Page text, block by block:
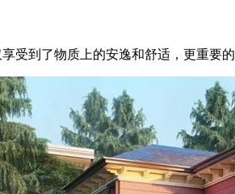
到了物质上的安逸和舒适，更重要的